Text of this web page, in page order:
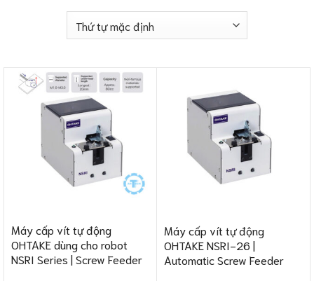
Máy cấp vít tự động
OHTAKE dùng cho robot
NSRI Series | Screw Feeder
Máy cấp vít tự động
OHTAKE NSRI-26 |
Automatic Screw Feeder